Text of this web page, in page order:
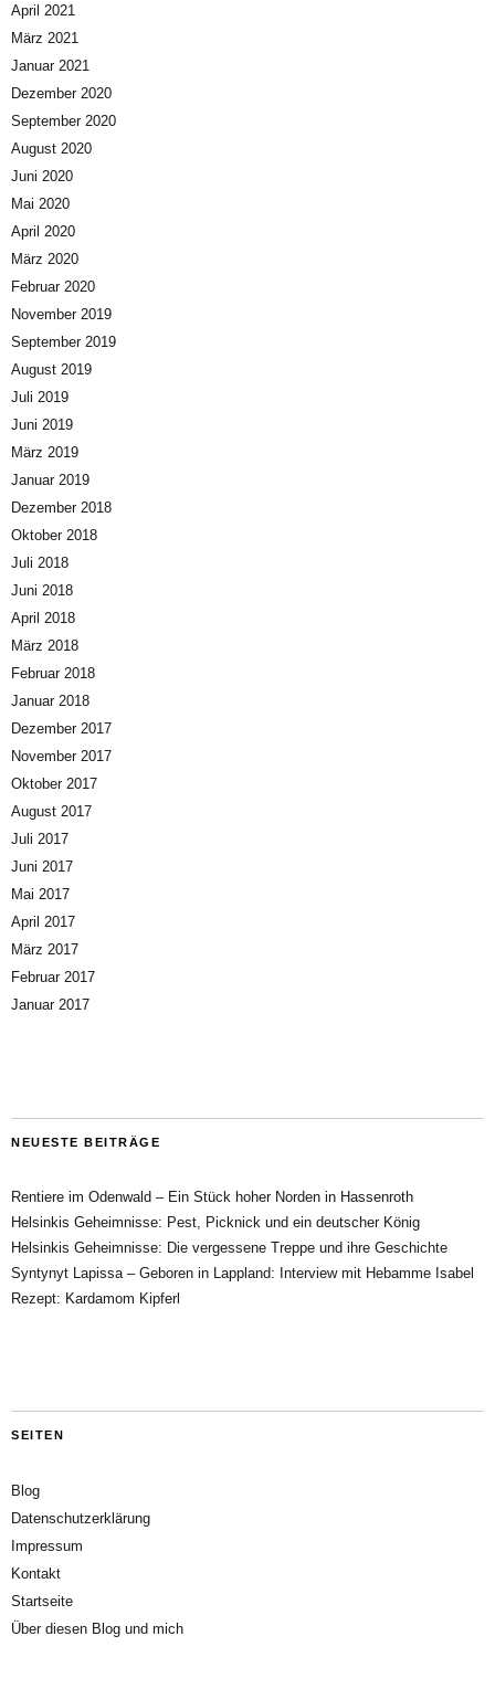
April 2021
März 2021
Januar 2021
Dezember 2020
September 2020
August 2020
Juni 2020
Mai 2020
April 2020
März 2020
Februar 2020
November 2019
September 2019
August 2019
Juli 2019
Juni 2019
März 2019
Januar 2019
Dezember 2018
Oktober 2018
Juli 2018
Juni 2018
April 2018
März 2018
Februar 2018
Januar 2018
Dezember 2017
November 2017
Oktober 2017
August 2017
Juli 2017
Juni 2017
Mai 2017
April 2017
März 2017
Februar 2017
Januar 2017
NEUESTE BEITRÄGE
Rentiere im Odenwald – Ein Stück hoher Norden in Hassenroth
Helsinkis Geheimnisse: Pest, Picknick und ein deutscher König
Helsinkis Geheimnisse: Die vergessene Treppe und ihre Geschichte
Syntynyt Lapissa – Geboren in Lappland: Interview mit Hebamme Isabel
Rezept: Kardamom Kipferl
SEITEN
Blog
Datenschutzerklärung
Impressum
Kontakt
Startseite
Über diesen Blog und mich